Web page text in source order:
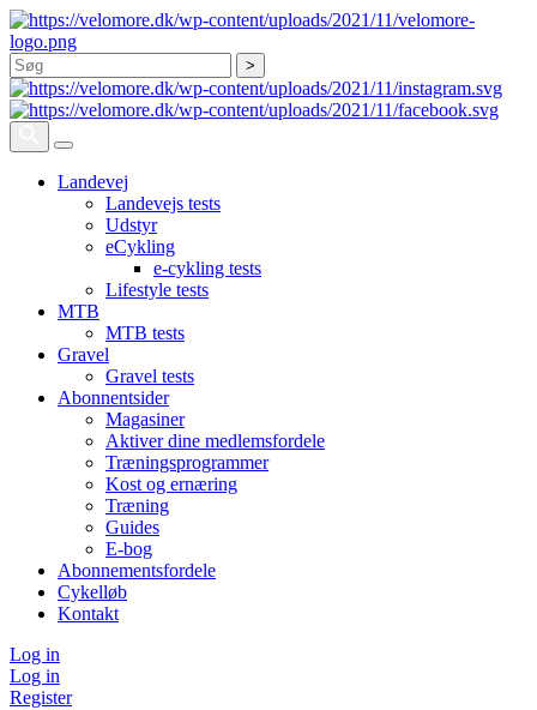
Søg
Landevej
Landevejs tests
Udstyr
eCykling
e-cykling tests
Lifestyle tests
MTB
MTB tests
Gravel
Gravel tests
Abonnentsider
Magasiner
Aktiver dine medlemsfordele
Træningsprogrammer
Kost og ernæring
Træning
Guides
E-bog
Abonnementsfordele
Cykelløb
Kontakt
Log in
Log in
Register